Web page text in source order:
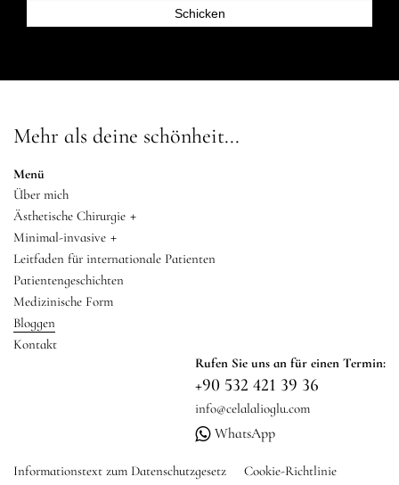
Mehr als deine schönheit...
Menü
Über mich
Ästhetische Chirurgie +
Minimal-invasive +
Leitfaden für internationale Patienten
Patientengeschichten
Medizinische Form
Bloggen
Kontakt
Rufen Sie uns an für einen Termin:
+90 532 421 39 36
info@celalalioglu.com
WhatsApp
Informationstext zum Datenschutzgesetz Cookie-Richtlinie